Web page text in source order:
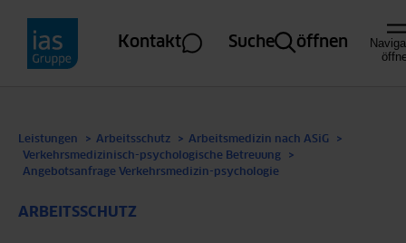
Direkt zum Inhalt
Kontakt Suche öffnen
Leistungen Arbeitsschutz
Arbeitsmedizin nach ASiG
Verkehrsmedizinisch-psychologische Betreuung
Angebotsanfrage Verkehrsmedizin-psychologie
ARBEITSSCHUTZ